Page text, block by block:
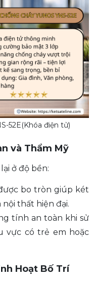
52E(Khóa điện tử)
và Thẩm Mỹ
ở độ bền:
bo tròn giúp két
nội thất hiện đại.
tính an toàn khi sử
vực có trẻ em hoặc
Hoạt Bố Trí